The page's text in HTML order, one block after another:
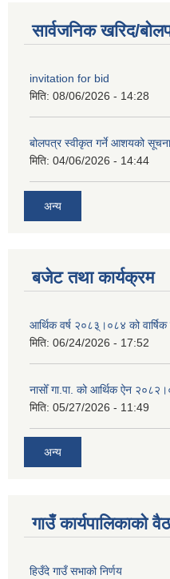
सार्वजनिक खरिद/
invitation for bid
मिति: 08/06/2026 - 14:28
बोलपत्र स्वीकृत गर्ने आशयको सूचना
मिति: 04/06/2026 - 14:44
अन्य
बजेट तथा कार्यक्रम
आर्थिक वर्ष २०८३्।०८४ को
मिति: 06/24/2026 - 17:52
नासोँ गा.पा. को आर्थिक ऐन
मिति: 05/27/2026 - 11:49
अन्य
गाउँ कार्यपालिकाको
हिउँदे गाउँ सभाको निर्णय